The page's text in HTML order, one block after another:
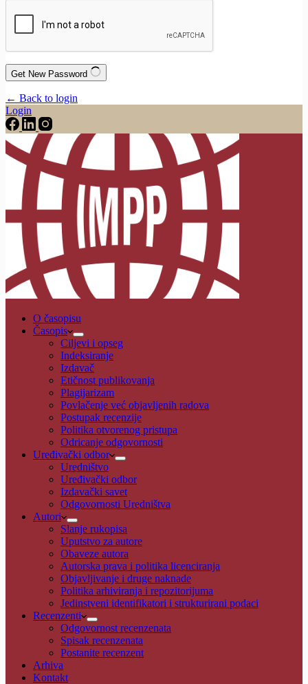
Get New Password
← Back to login
Login
O časopisu
Časopis
Ciljevi i opseg
Indeksiranje
Izdavač
Etičnost publikovanja
Plagijarizam
Povlačenje već objavljenih radova
Postupak recenzije
Politika otvorenog pristupa
Odricanje odgovornosti
Uređivački odbor
Uredništvo
Uređivački odbor
Izdavački savet
Odgovornosti Uredništva
Autori
Slanje rukopisa
Uputstvo za autore
Obaveze autora
Autorska prava i politika licenciranja
Objavljivanje i druge naknade
Politika arhiviranja i repozitorijuma
Jedinstveni identifikatori i strukturirani podaci
Recenzenti
Odgovornost recenzenata
Spisak recenzenata
Postanite recenzent
Arhiva
Kontakt